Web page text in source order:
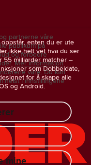
enten du er ute
ikke helt vet hva du ser
55 milliarder matcher –
som Dobbeldate,
for å skape alle
og Android.
partnerne våre
publikum på
og forbedre
Mer informasjon
våre. Du kan
helst i innstillingene
mine